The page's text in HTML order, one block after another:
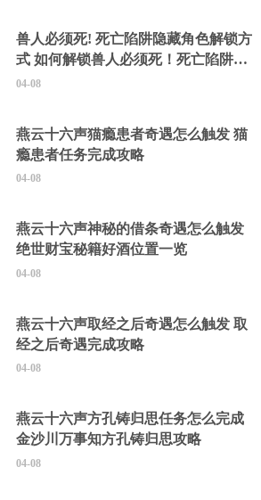
兽人必须死! 死亡陷阱隐藏角色解锁方
式 如何解锁兽人必须死！死亡陷阱中
的隐藏角色
04-08
燕云十六声猫瘾患者奇遇怎么触发 猫
瘾患者任务完成攻略
04-08
燕云十六声神秘的借条奇遇怎么触发
绝世财宝秘籍好酒位置一览
04-08
燕云十六声取经之后奇遇怎么触发 取
经之后奇遇完成攻略
04-08
燕云十六声方孔铸归思任务怎么完成
金沙川万事知方孔铸归思攻略
04-08